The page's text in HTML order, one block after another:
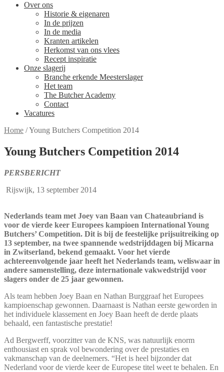
Over ons
Historie & eigenaren
In de prijzen
In de media
Kranten artikelen
Herkomst van ons vlees
Recept inspiratie
Onze slagerij
Branche erkende Meesterslager
Het team
The Butcher Academy
Contact
Vacatures
Home /Young Butchers Competition 2014
Young Butchers Competition 2014
PERSBERICHT
Rijswijk, 13 september 2014
Nederlands team met Joey van Baan van Chateaubriand is
voor de vierde keer Europees kampioen International Young
Butchers’ Competition. Dit is bij de feestelijke prijsuitreiking op
13 september, na twee spannende wedstrijddagen bij Micarna
in Zwitserland, bekend gemaakt. Voor het vierde
achtereenvolgende jaar heeft het Nederlands team, weliswaar in
andere samenstelling, deze internationale vakwedstrijd voor
slagers onder de 25 jaar gewonnen.
Als team hebben Joey Baan en Nathan Burggraaf het Europees
kampioenschap gewonnen. Daarnaast is Nathan eerste geworden in
het individuele klassement en Joey Baan heeft de derde plaats
behaald, een fantastische prestatie!
Ad Bergwerff, voorzitter van de KNS, was natuurlijk enorm
enthousiast en sprak vol bewondering over de prestaties en
vakmanschap van de deelnemers. “Het is heel bijzonder dat
Nederland voor de vierde keer de Europese titel weet te behalen. En